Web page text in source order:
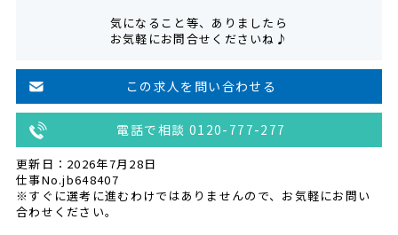
気になること等、ありましたら
お気軽にお問合せくださいね♪
この求人を問い合わせる
電話で相談 0120-777-277
更新日：2026年7月28日
仕事No.jb648407
※すぐに選考に進むわけではありませんので、お気軽にお問い
合わせください。